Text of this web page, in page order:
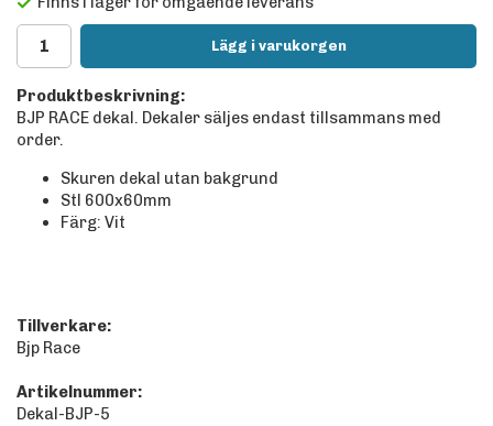
Lägg i varukorgen
Produktbeskrivning:
BJP RACE dekal. Dekaler säljes endast tillsammans med
order.
Skuren dekal utan bakgrund
Stl 600x60mm
Färg: Vit
Tillverkare:
Bjp Race
Artikelnummer:
Dekal-BJP-5